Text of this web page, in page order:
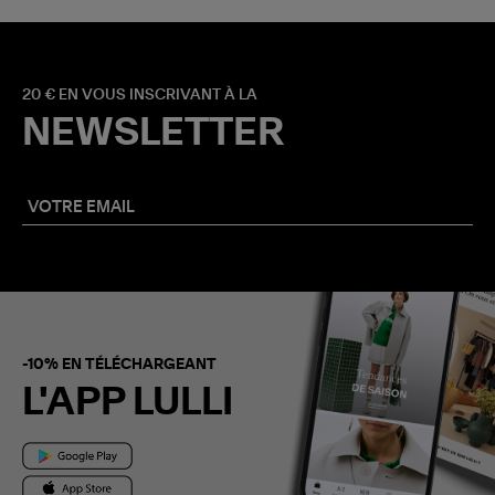
20 € EN VOUS INSCRIVANT À LA
NEWSLETTER
-10% EN TÉLÉCHARGEANT
L'APP LULLI